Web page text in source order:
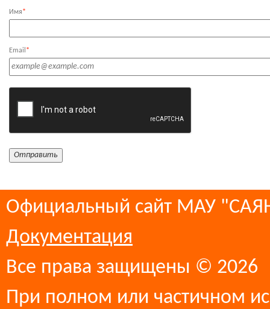
Имя*
Email *
Официальный сайт МАУ
Документация
Все права защищены © 2026
При полном или частичном